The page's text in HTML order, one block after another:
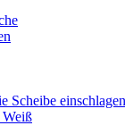
Scheibe einschlagen
Weiß